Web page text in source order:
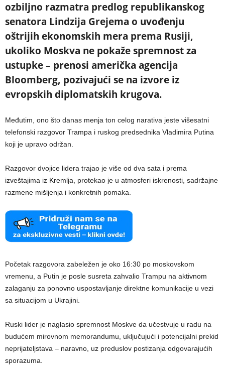
ozbiljno razmatra predlog republikanskog
senatora Lindzija Grejema o uvođenju
oštrijih ekonomskih mera prema Rusiji,
ukoliko Moskva ne pokaže spremnost za
ustupke – prenosi američka agencija
Bloomberg, pozivajući se na izvore iz
evropskih diplomatskih krugova.
Međutim, ono što danas menja ton celog narativa jeste višesatni
telefonski razgovor Trampa i ruskog predsednika Vladimira Putina
koji je upravo održan.
Razgovor dvojice lidera trajao je više od dva sata i prema
izveštajima iz Kremlja, protekao je u atmosferi iskrenosti, sadržajne
razmene mišljenja i konkretnih pomaka.
Početak razgovora zabeležen je oko 16:30 po moskovskom
vremenu, a Putin je posle susreta zahvalio Trampu na aktivnom
zalaganju za ponovno uspostavljanje direktne komunikacije u vezi
sa situacijom u Ukrajini.
Ruski lider je naglasio spremnost Moskve da učestvuje u radu na
budućem mirovnom memorandumu, uključujući i potencijalni prekid
neprijateljstava – naravno, uz preduslov postizanja odgovarajućih
sporazuma.